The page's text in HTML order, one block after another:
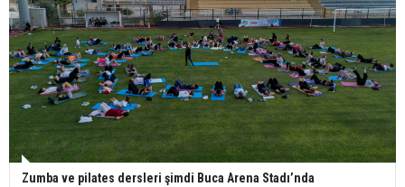
Zumba ve pilates dersleri şimdi Buca Arena Stadı’nda